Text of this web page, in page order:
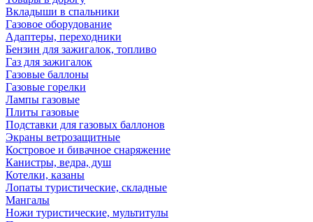
Вкладыши в спальники
Газовое оборудование
Адаптеры, переходники
Бензин для зажигалок, топливо
Газ для зажигалок
Газовые баллоны
Газовые горелки
Лампы газовые
Плиты газовые
Подставки для газовых баллонов
Экраны ветрозащитные
Костровое и бивачное снаряжение
Канистры, ведра, душ
Котелки, казаны
Лопаты туристические, складные
Мангалы
Ножи туристические, мультитулы